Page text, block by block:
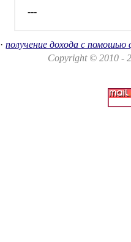
---
·получение дохода с помошью
Copyright © 2010 -